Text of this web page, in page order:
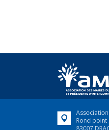
Rond point
83007